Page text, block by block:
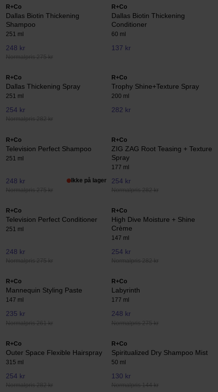
R+Co
Dallas Biotin Thickening
Shampoo
251 ml
248 kr
Normalpris 275 kr
R+Co
Dallas Biotin Thickening
Conditioner
60 ml
137 kr
R+Co
Dallas Thickening Spray
251 ml
254 kr
Normalpris 282 kr
R+Co
Trophy Shine+Texture Spray
200 ml
282 kr
R+Co
Television Perfect Shampoo
251 ml
248 kr
Normalpris 275 kr
Ikke på lager
R+Co
ZIG ZAG Root Teasing + Texture
Spray
177 ml
254 kr
Normalpris 282 kr
R+Co
Television Perfect Conditioner
251 ml
248 kr
Normalpris 275 kr
R+Co
High Dive Moisture + Shine
Crème
147 ml
254 kr
Normalpris 282 kr
R+Co
Mannequin Styling Paste
147 ml
235 kr
Normalpris 261 kr
R+Co
Labyrinth
177 ml
248 kr
Normalpris 275 kr
R+Co
Outer Space Flexible Hairspray
315 ml
254 kr
Normalpris 282 kr
R+Co
Spiritualized Dry Shampoo Mist
50 ml
130 kr
Normalpris 144 kr